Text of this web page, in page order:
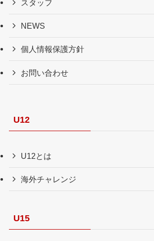
スタッフ
NEWS
個人情報保護方針
お問い合わせ
U12
U12とは
海外チャレンジ
U15